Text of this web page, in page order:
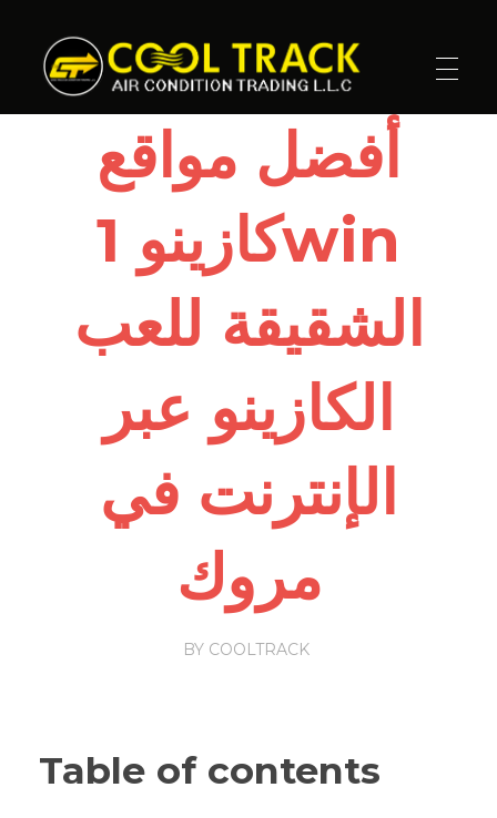
Cool Track Air Condition Trading LLC
Perfect Track of Comfort & Cool
أفضل مواقع
كازينو 1win
الشقيقة للعب
الكازينو عبر
الإنترنت في
مروك
BY COOLTRACK
Table of contents